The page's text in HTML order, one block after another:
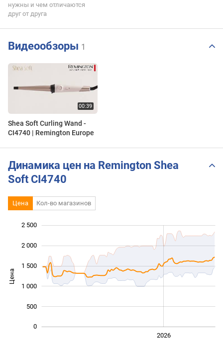
нужны и чем отличаются
друг от друга
Видеообзоры 1
Shea Soft Curling Wand -
CI4740 | Remington Europe
Динамика цен на Remington Shea
Soft CI4740
Цена Кол-во магазинов
Цена
0
500
1 000
1 500
2 000
2 500
2026